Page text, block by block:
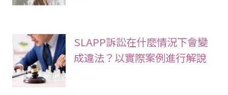
SLAPP訴訟在什麼情況下會變
成違法？以實際案例進行解說